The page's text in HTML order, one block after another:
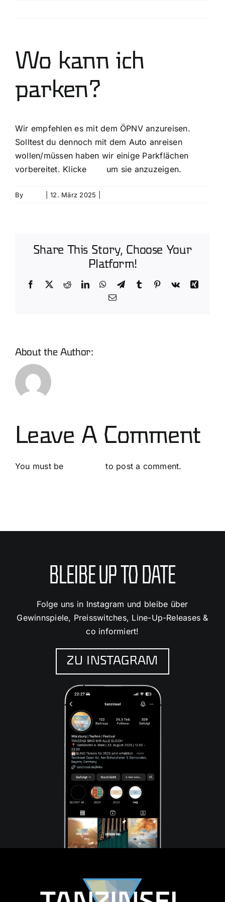
Wo kann ich
parken?
Wir empfehlen es mit dem ÖPNV anzureisen.
Solltest du dennoch mit dem Auto anreisen
wollen/müssen haben wir einige Parkflächen
vorbereitet. Klicke
um sie anzuzeigen.
By 12. März 2025
Share This Story, Choose Your
Platform!
Facebook
X RedditLinkedInWhatsApp
TelegramTumblr Pinterest
Vk
Xing
Email
About the Author:
Leave A Comment
You must be to post a comment.
BLEIBE UP TO DATE
Folge uns in Instagram und bleibe über
Gewinnspiele, Preisswitches, Line-Up-Releases &
co informiert!
ZU INSTAGRAM